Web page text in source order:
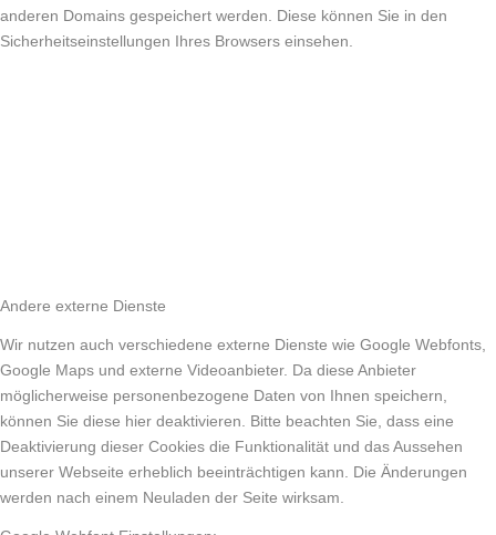
anderen Domains gespeichert werden. Diese können Sie in den
Sicherheitseinstellungen Ihres Browsers einsehen.
Andere externe Dienste
Wir nutzen auch verschiedene externe Dienste wie Google Webfonts,
Google Maps und externe Videoanbieter. Da diese Anbieter
möglicherweise personenbezogene Daten von Ihnen speichern,
können Sie diese hier deaktivieren. Bitte beachten Sie, dass eine
Deaktivierung dieser Cookies die Funktionalität und das Aussehen
unserer Webseite erheblich beeinträchtigen kann. Die Änderungen
werden nach einem Neuladen der Seite wirksam.